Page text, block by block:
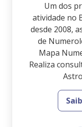
Um dos
atividade no
desde 2008,
de
Mapa
Realiza